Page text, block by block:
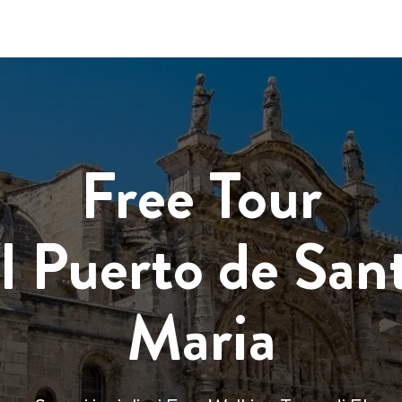
Free Tour
Puerto de
Maria